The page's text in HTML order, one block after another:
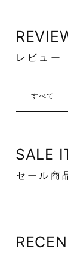
レビュー
すべて
SALE
セール商